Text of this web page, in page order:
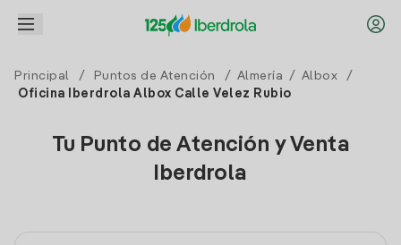
Principal / Puntos de Atención / Almería / Albox
/
Oficina Iberdrola Albox Calle Velez Rubio
Tu Punto de Atención y Venta
Iberdrola